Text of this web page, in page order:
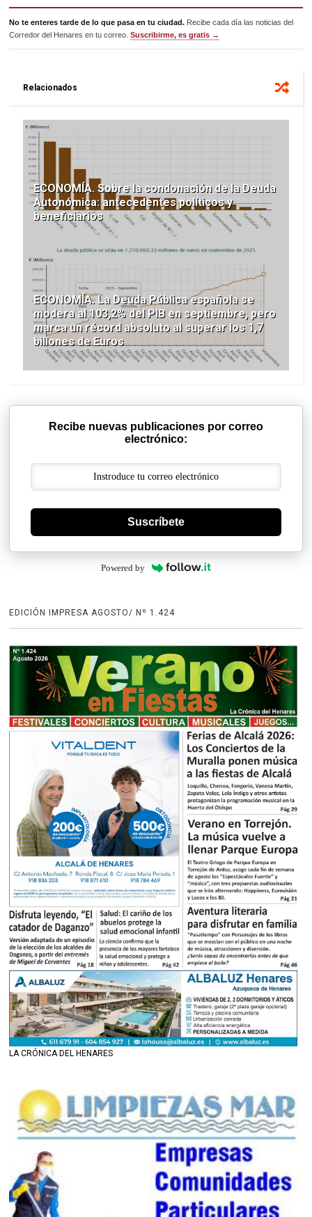
No te enteres tarde de lo que pasa en tu ciudad. Recibe cada día las noticias del
Corredor del Henares en tu correo.Suscribirme, es gratis →
Relacionados
ECONOMÍA. Sobre la condonación de la Deuda
Autonómica: antecedentes políticos y
beneficiarios
ECONOMÍA. La Deuda Pública española se
modera al 103,2% del PIB en septiembre, pero
marca un récord absoluto al superar los 1,7
billones de Euros
Recibe nuevas publicaciones por correo
electrónico:
Suscríbete
Powered by
EDICIÓN IMPRESA AGOSTO/ Nº 1.424
LA CRÓNICA DEL HENARES